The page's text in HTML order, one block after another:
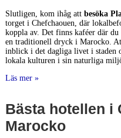
Slutligen, kom ihåg att besöka
torget i Chefchaouen, där
koppla av. Det finns kaféer där
en traditionell dryck i Marocko.
inblick i det dagliga livet i staden
lokala kulturen i sin naturliga
Läs mer »
Bästa hotellen i
Marocko